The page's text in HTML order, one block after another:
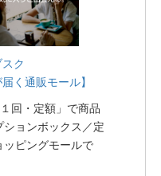
ク
く通販モール】
回・定額」で商品
ョンボックス／定
ピングモールで